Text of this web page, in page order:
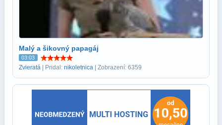
Malý a šikovný papagáj
03:03
Zvieratá | Pridal: nikoletnica | Zobrazení: 6359